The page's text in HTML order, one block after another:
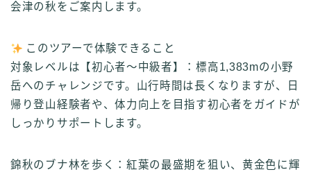
会津の秋をご案内します。
このツアーで体験できること
対象レベルは【初心者〜中級者】：標高1,383mの小野
岳へのチャレンジです。山行時間は長くなりますが、日
帰り登山経験者や、体力向上を目指す初心者をガイドが
しっかりサポートします。
錦秋のブナ林を歩く：紅葉の最盛期を狙い、黄金色に輝